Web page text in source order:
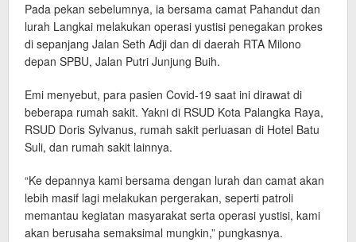
Pada pekan sebelumnya, ia bersama camat Pahandut dan
lurah Langkai melakukan operasi yustisi penegakan prokes
di sepanjang Jalan Seth Adji dan di daerah RTA Milono
depan SPBU, Jalan Putri Junjung Buih.
Emi menyebut, para pasien Covid-19 saat ini dirawat di
beberapa rumah sakit. Yakni di RSUD Kota Palangka Raya,
RSUD Doris Sylvanus, rumah sakit perluasan di Hotel Batu
Suli, dan rumah sakit lainnya.
“Ke depannya kami bersama dengan lurah dan camat akan
lebih masif lagi melakukan pergerakan, seperti patroli
memantau kegiatan masyarakat serta operasi yustisi, kami
akan berusaha semaksimal mungkin,” pungkasnya.